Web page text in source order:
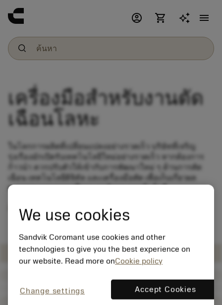
account_circle shopping_cart menu
เครื่องมือสำหรับงานตัด
เฉือนโลหะ
ในโลกการผลิตที่เปลี่ยนแปลงอย่างรวดเร็ว บริษัทที่เจริญ
รุ่งเรืองมักเปิดรับเทคโนโลยีใหม่อย่างรวดเร็ว หากต้องการ
ก้าวนำ ควรปรับตัวให้เข้ากับการพัฒนาใหม่ ๆ ด้านการตัด
เฉือน เทคโนโลยีดิจิทัล และเครื่องมือตัด เพื่อเก็บเกี่ยวผล
ตอบแทนจากการอยู่ในแนวหน้าของเทคโนโลยี
อ่านเพิ่มเติมเกี่ยวกับนิสัยในการเปิดรับเทคโนโลยีใหม่
We use cookies
Sandvik Coromant use cookies and other
technologies to give you the best experience on
our website. Read more onCookie policy
Change settings Accept Cookies